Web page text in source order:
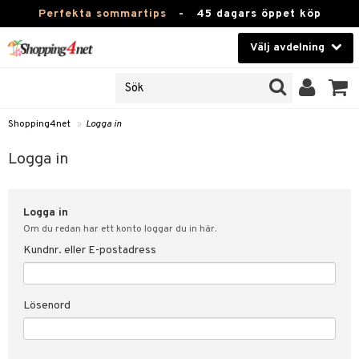
Perfekta sommartips - 45 dagars öppet köp
Välj avdelning
Kontaktlinser
Hälsokost
Fitness
Hem & Inredning
Leksaker, Barn & Baby
Varumärken
Shopping4net » Logga in
Logga in
Logga in
Om du redan har ett konto loggar du in här.
Kundnr. eller E-postadress
Lösenord
svar